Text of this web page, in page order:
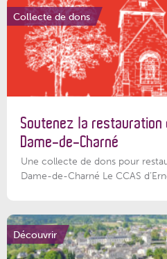
Collecte de dons
Soutenez la
Dame-de-Charné
Une collecte de dons pour
Dame-de-Charné Le CCAS
Découvrir